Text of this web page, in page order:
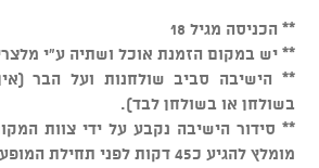
** הכניסה מגיל 18
** יש במקום הזמנת אוכל ושתיה ע"י
** הישיבה סביב שולחנות ועל הבר
בשולחן או בשולחן לבד).
** סידור הישיבה נקבע על ידי צוות
מומלץ להגיע כ45 דקות לפני תחילת המופע.